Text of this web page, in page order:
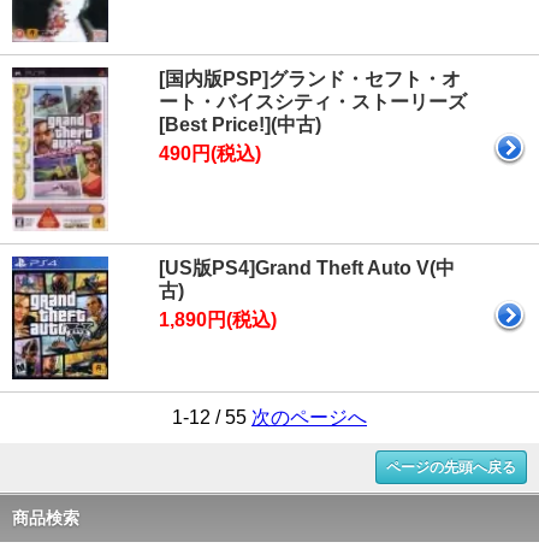
[国内版PSP]グランド・セフト・オ
ート・バイスシティ・ストーリーズ
[Best Price!](中古)
490円(税込)
[US版PS4]Grand Theft Auto V(中
古)
1,890円(税込)
1-12 / 55 次のページへ
ページの先頭へ戻る
商品検索